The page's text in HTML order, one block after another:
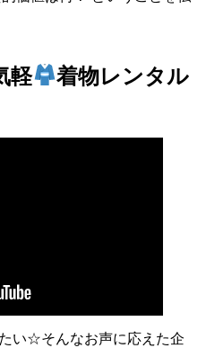
軽
着物レンタル
い☆そんなお声に応えた企